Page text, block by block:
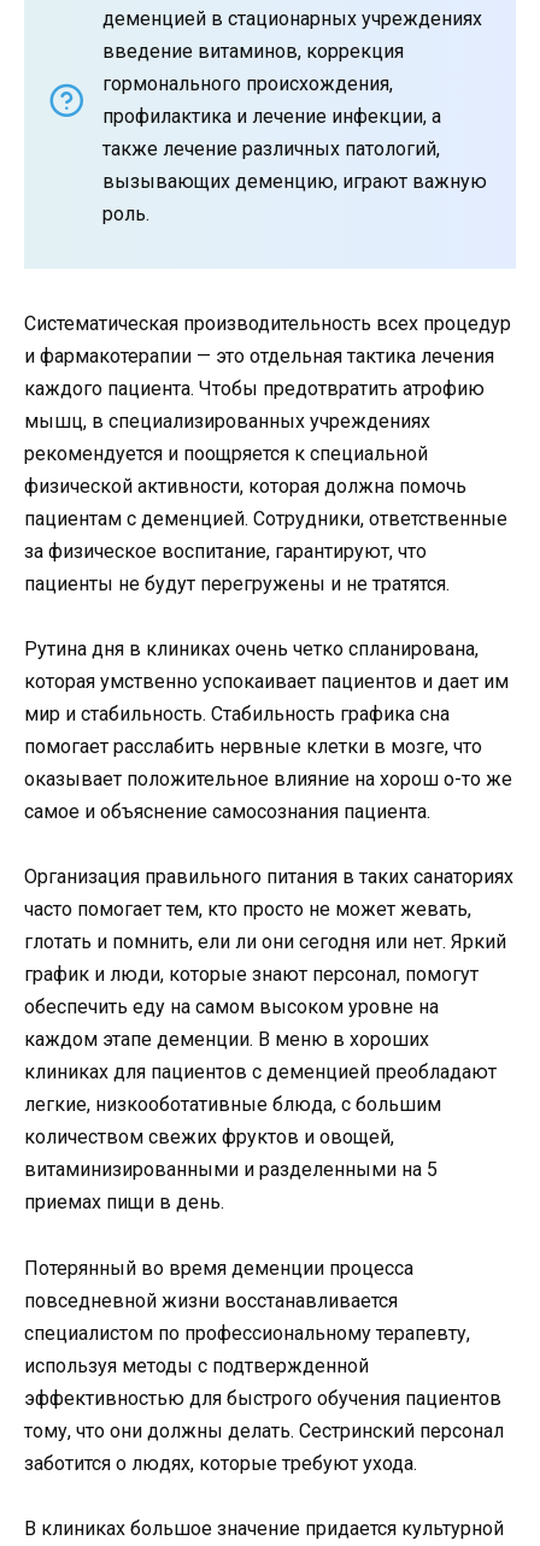
деменцией в стационарных учреждениях
введение витаминов, коррекция
гормонального происхождения,
профилактика и лечение инфекции, а
также лечение различных патологий,
вызывающих деменцию, играют важную
роль.
Систематическая производительность всех процедур
и фармакотерапии — это отдельная тактика лечения
каждого пациента. Чтобы предотвратить атрофию
мышц, в специализированных учреждениях
рекомендуется и поощряется к специальной
физической активности, которая должна помочь
пациентам с деменцией. Сотрудники, ответственные
за физическое воспитание, гарантируют, что
пациенты не будут перегружены и не тратятся.
Рутина дня в клиниках очень четко спланирована,
которая умственно успокаивает пациентов и дает им
мир и стабильность. Стабильность графика сна
помогает расслабить нервные клетки в мозге, что
оказывает положительное влияние на хорош о-то же
самое и объяснение самосознания пациента.
Организация правильного питания в таких санаториях
часто помогает тем, кто просто не может жевать,
глотать и помнить, ели ли они сегодня или нет. Яркий
график и люди, которые знают персонал, помогут
обеспечить еду на самом высоком уровне на
каждом этапе деменции. В меню в хороших
клиниках для пациентов с деменцией преобладают
легкие, низкооботативные блюда, с большим
количеством свежих фруктов и овощей,
витаминизированными и разделенными на 5
приемах пищи в день.
Потерянный во время деменции процесса
повседневной жизни восстанавливается
специалистом по профессиональному терапевту,
используя методы с подтвержденной
эффективностью для быстрого обучения пациентов
тому, что они должны делать. Сестринский персонал
заботится о людях, которые требуют ухода.
В клиниках большое значение придается культурной